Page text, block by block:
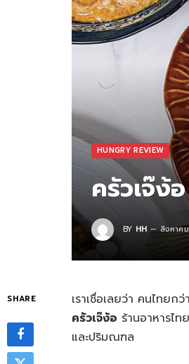
HUNGRY REVIEW
ครัวเจ๊ง้
BY HH สิงหาค
SHARE
เราเชื่อเลยว่า คนไทยก
ครัวเจ๊ง้อ ร้านอาหารไ
และปริมณฑล